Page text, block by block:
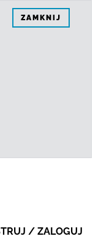
ZAMKNIJ
/ ZALOGUJ